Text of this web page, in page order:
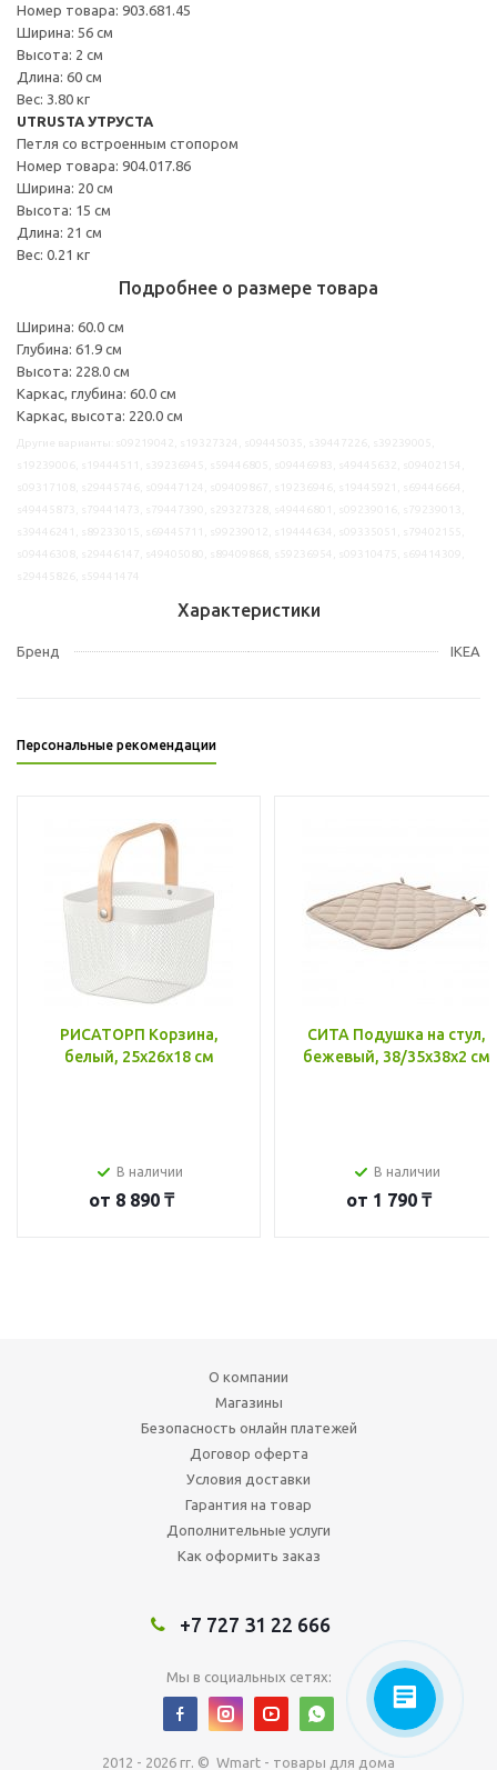
Номер товара: 903.681.45
Ширина: 56 см
Высота: 2 см
Длина: 60 см
Вес: 3.80 кг
UTRUSTA УТРУСТА
Петля со встроенным стопором
Номер товара: 904.017.86
Ширина: 20 см
Высота: 15 см
Длина: 21 см
Вес: 0.21 кг
Подробнее о размере товара
Ширина: 60.0 см
Глубина: 61.9 см
Высота: 228.0 см
Каркас, глубина: 60.0 см
Каркас, высота: 220.0 см
Характеристики
Бренд IKEA
Персональные рекомендации
РИСАТОРП Корзина,
белый, 25x26x18 см
В наличии
от 8 890 ₸
СИТА Подушка на стул,
бежевый, 38/35x38x2 см
В наличии
от 1 790 ₸
О компании
Магазины
Безопасность онлайн платежей
Договор оферта
Условия доставки
Гарантия на товар
Дополнительные услуги
Как оформить заказ
+7 727 31 22 666
Мы в социальных сетях:
2012 - 2026 гг. © Wmart - товары для дома